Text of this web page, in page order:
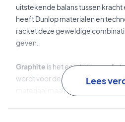
uitstekende balans tussen kracht
heeft Dunlop materialen en
racket deze geweldige
geven.
Graphite is het eersteklas
wordt voor de frameconstructie
materiaal maakt het frame zowel
Lees